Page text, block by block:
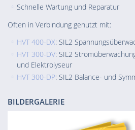
Schnelle Wartung und Reparatur
Often in Verbindung genutzt mit:
HVT 400-DX: SIL2
HVT 300-DV: SIL2
und Elektrolyseur
HVT 300-DP: SIL2 Balance- und
BILDERGALERIE